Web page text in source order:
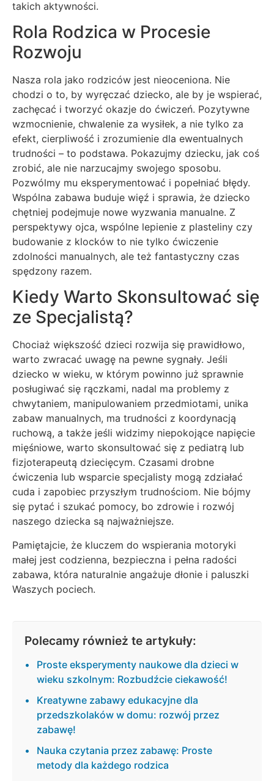
takich aktywności.
Rola Rodzica w Procesie
Rozwoju
Nasza rola jako rodziców jest nieoceniona. Nie
chodzi o to, by wyręczać dziecko, ale by je wspierać,
zachęcać i tworzyć okazje do ćwiczeń. Pozytywne
wzmocnienie, chwalenie za wysiłek, a nie tylko za
efekt, cierpliwość i zrozumienie dla ewentualnych
trudności – to podstawa. Pokazujmy dziecku, jak coś
zrobić, ale nie narzucajmy swojego sposobu.
Pozwólmy mu eksperymentować i popełniać błędy.
Wspólna zabawa buduje więź i sprawia, że dziecko
chętniej podejmuje nowe wyzwania manualne. Z
perspektywy ojca, wspólne lepienie z plasteliny czy
budowanie z klocków to nie tylko ćwiczenie
zdolności manualnych, ale też fantastyczny czas
spędzony razem.
Kiedy Warto Skonsultować się
ze Specjalistą?
Chociaż większość dzieci rozwija się prawidłowo,
warto zwracać uwagę na pewne sygnały. Jeśli
dziecko w wieku, w którym powinno już sprawnie
posługiwać się rączkami, nadal ma problemy z
chwytaniem, manipulowaniem przedmiotami, unika
zabaw manualnych, ma trudności z koordynacją
ruchową, a także jeśli widzimy niepokojące napięcie
mięśniowe, warto skonsultować się z pediatrą lub
fizjoterapeutą dziecięcym. Czasami drobne
ćwiczenia lub wsparcie specjalisty mogą zdziałać
cuda i zapobiec przyszłym trudnościom. Nie bójmy
się pytać i szukać pomocy, bo zdrowie i rozwój
naszego dziecka są najważniejsze.
Pamiętajcie, że kluczem do wspierania motoryki
małej jest codzienna, bezpieczna i pełna radości
zabawa, która naturalnie angażuje dłonie i paluszki
Waszych pociech.
Polecamy również te artykuły:
Proste eksperymenty naukowe dla dzieci w
wieku szkolnym: Rozbudźcie ciekawość!
Kreatywne zabawy edukacyjne dla
przedszkolaków w domu: rozwój przez
zabawę!
Nauka czytania przez zabawę: Proste
metody dla każdego rodzica